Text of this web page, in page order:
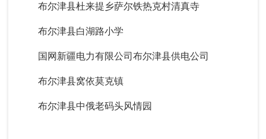
布尔津县杜来提乡萨尔铁热克村清真寺
布尔津县白湖路小学
国网新疆电力有限公司布尔津县供电公司
布尔津县窝依莫克镇
布尔津县中俄老码头风情园